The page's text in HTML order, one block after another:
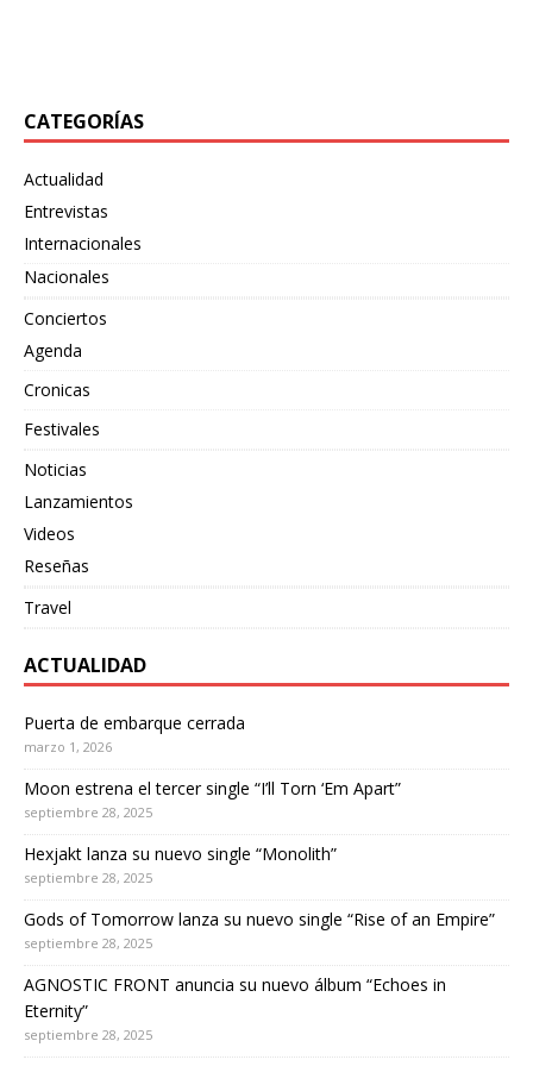
CATEGORÍAS
Actualidad
Entrevistas
Internacionales
Nacionales
Conciertos
Agenda
Cronicas
Festivales
Noticias
Lanzamientos
Videos
Reseñas
Travel
ACTUALIDAD
Puerta de embarque cerrada
marzo 1, 2026
Moon estrena el tercer single “I’ll Torn ‘Em Apart”
septiembre 28, 2025
Hexjakt lanza su nuevo single “Monolith”
septiembre 28, 2025
Gods of Tomorrow lanza su nuevo single “Rise of an Empire”
septiembre 28, 2025
AGNOSTIC FRONT anuncia su nuevo álbum “Echoes in
Eternity”
septiembre 28, 2025